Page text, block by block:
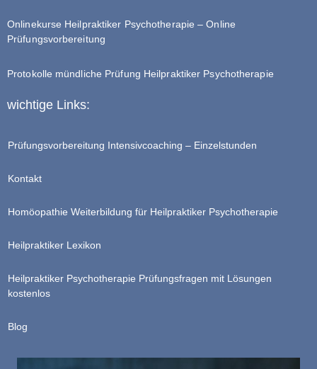
Onlinekurse Heilpraktiker Psychotherapie – Online
Prüfungsvorbereitung
Protokolle mündliche Prüfung Heilpraktiker Psychotherapie
wichtige Links:
Prüfungsvorbereitung Intensivcoaching – Einzelstunden
Kontakt
Homöopathie Weiterbildung für Heilpraktiker Psychotherapie
Heilpraktiker Lexikon
Heilpraktiker Psychotherapie Prüfungsfragen mit Lösungen
kostenlos
Blog